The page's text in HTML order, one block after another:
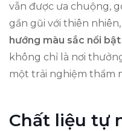
vẫn được ưa chuộng,
gần gũi với thiên
hướng màu sắc nổi
không chỉ là nơi
một trải nghiệm thẩm
Chất liệu tự